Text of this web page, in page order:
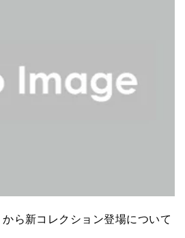
ら新コレクション登場について